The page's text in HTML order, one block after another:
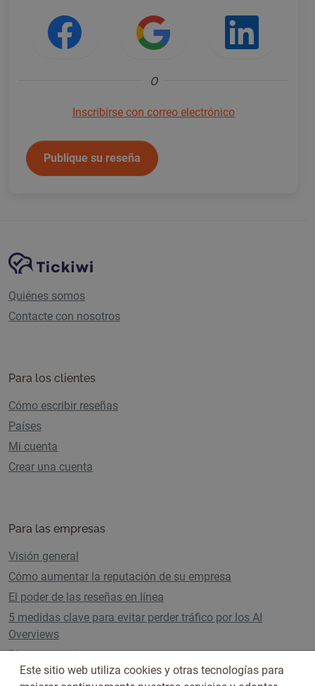
Iniciar sesión con Facebook
Iniciar sesión con
O
Inscribirse con correo electrónico
Publique su reseña
Navegación del sitio
Plataforma Tickiwi
Quiénes somos
Contacte con nosotros
Para los clientes
Cómo escribir reseñas
Países
Mi cuenta
Crear una cuenta
Para las empresas
Visión general
Cómo aumentar la reputación de su empresa
El poder de las reseñas en línea
5 medidas clave para evitar perder tráfico por los AI
Overviews
Planes y precios
Este sitio web utiliza cookies y otras tecnologías para